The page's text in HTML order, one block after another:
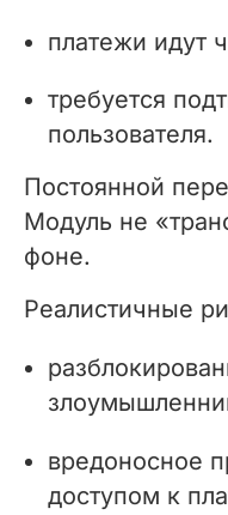
платежи идут
требуется
пользователя.
Постоянной
Модуль не
фоне.
Реалистичные
вредоносное
доступом к